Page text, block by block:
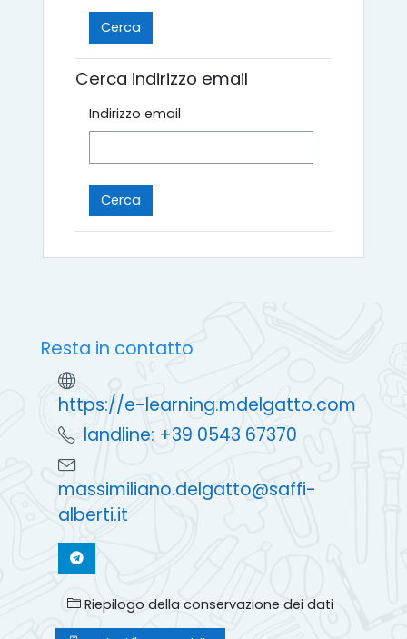
Cerca indirizzo email
Indirizzo email
Resta in contatto
https://e-learning.mdelgatto.com
landline: +39 0543 67370
massimiliano.delgatto@saffi-
alberti.it
Riepilogo della conservazione dei dati